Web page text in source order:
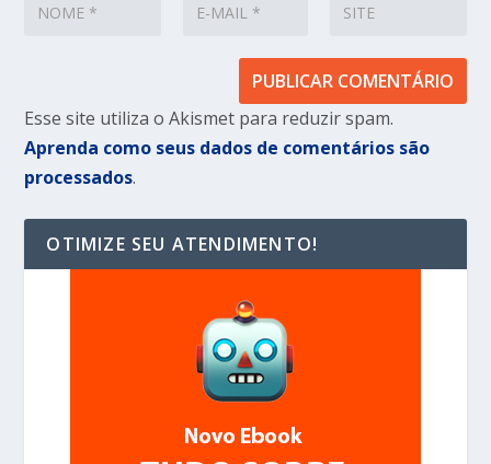
Esse site utiliza o Akismet para reduzir spam.
Aprenda como seus dados de comentários são
processados.
OTIMIZE SEU ATENDIMENTO!